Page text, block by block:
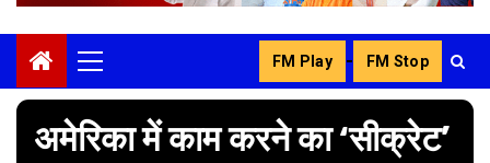
Primary
Menu
FM Play - FM Stop
अमेरिका में काम करने का ‘सीक्रेट’